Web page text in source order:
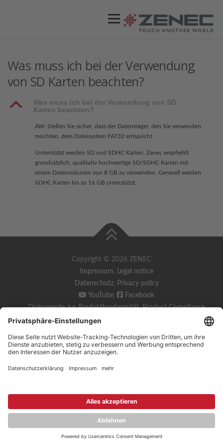
Menü
Was muss ich bei der Verwendung
von SD Karten beachten?
B
Was muss ich bei der Verwendung von SD
Karten beachten?
AW: Stellen Sie sicher, dass der Datenträger, den Sie verwenden
möchten, dem Dateisystem FAT32 entspricht.
Unterstützt werden SD und SDHC Karten. Zenec empfiehlt
grundsätzlich, qualitativ hochwertige SD/SDHC Karten mit
einem Datenvolumen von 8 GB zu verwenden. Generell werden
SDHC Karten bis zu 16 GB unterstützt.
Copyright © 2026 ZENEC
Impressum, Legal notice
Datenschutz, Privacy policy
YouTube,
Facebook
Dokumente zur Produktkonformität,Product Compliance
Documents